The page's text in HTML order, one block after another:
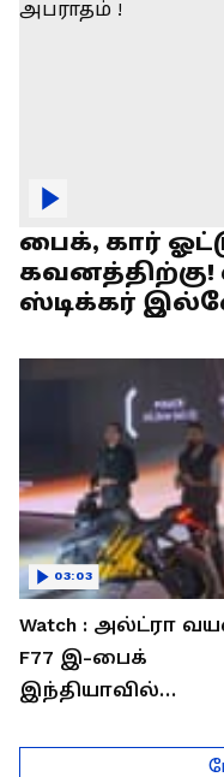
பைக், கார்
ஸ்டிக்கர்
Watch : அல்ட்ரா
F77 இ-பைக்
இந்தியாவில்
சார்ஜில் 307கி.மீ
03:03